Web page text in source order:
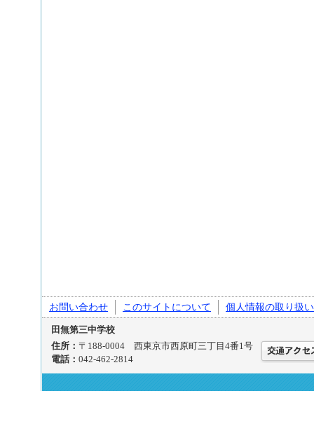
お問い合わせ このサイトについて 個人情報の取り扱い
田無第三中学校
住所： 〒188-0004 西東京市西原町三丁目4番1号
電話： 042-462-2814